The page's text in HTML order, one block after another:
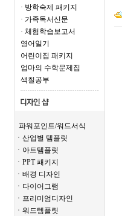
· 방학숙제 패키지
· 가족독서신문
· 체험학습보고서
영어일기
어린이집 패키지
엄마의 수학문제집
색칠공부
파워포인트/워드서식
ㆍ산업별 템플릿
ㆍ아트템플릿
ㆍPPT 패키지
ㆍ배경 디자인
ㆍ다이어그램
ㆍ프리미엄디자인
ㆍ워드템플릿